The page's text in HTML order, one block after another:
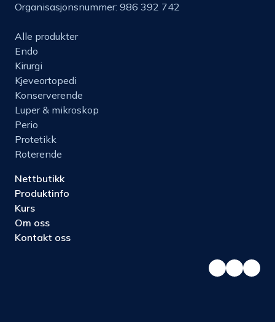
Organisasjonsnummer: 986 392 742
Alle produkter
Endo
Kirurgi
Kjeveortopedi
Konserverende
Luper & mikroskop
Perio
Protetikk
Roterende
Nettbutikk
Produktinfo
Kurs
Om oss
Kontakt oss